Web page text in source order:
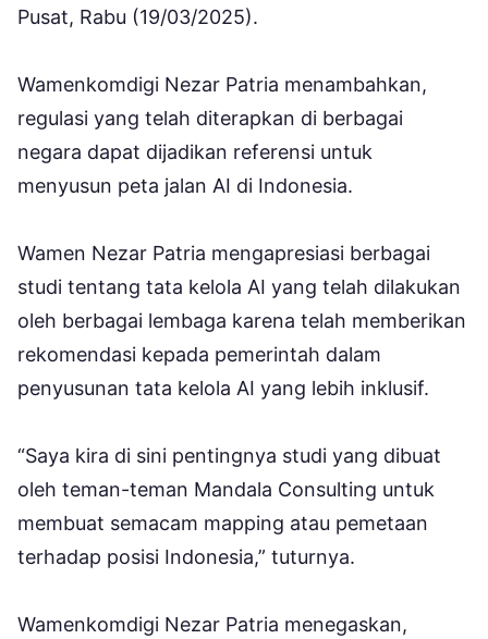
Pusat, Rabu (19/03/2025).
Wamenkomdigi Nezar Patria menambahkan,
regulasi yang telah diterapkan di berbagai
negara dapat dijadikan referensi untuk
menyusun peta jalan AI di Indonesia.
Wamen Nezar Patria mengapresiasi berbagai
studi tentang tata kelola AI yang telah dilakukan
oleh berbagai lembaga karena telah memberikan
rekomendasi kepada pemerintah dalam
penyusunan tata kelola AI yang lebih inklusif.
“Saya kira di sini pentingnya studi yang dibuat
oleh teman-teman Mandala Consulting untuk
membuat semacam mapping atau pemetaan
terhadap posisi Indonesia,” tuturnya.
Wamenkomdigi Nezar Patria menegaskan,